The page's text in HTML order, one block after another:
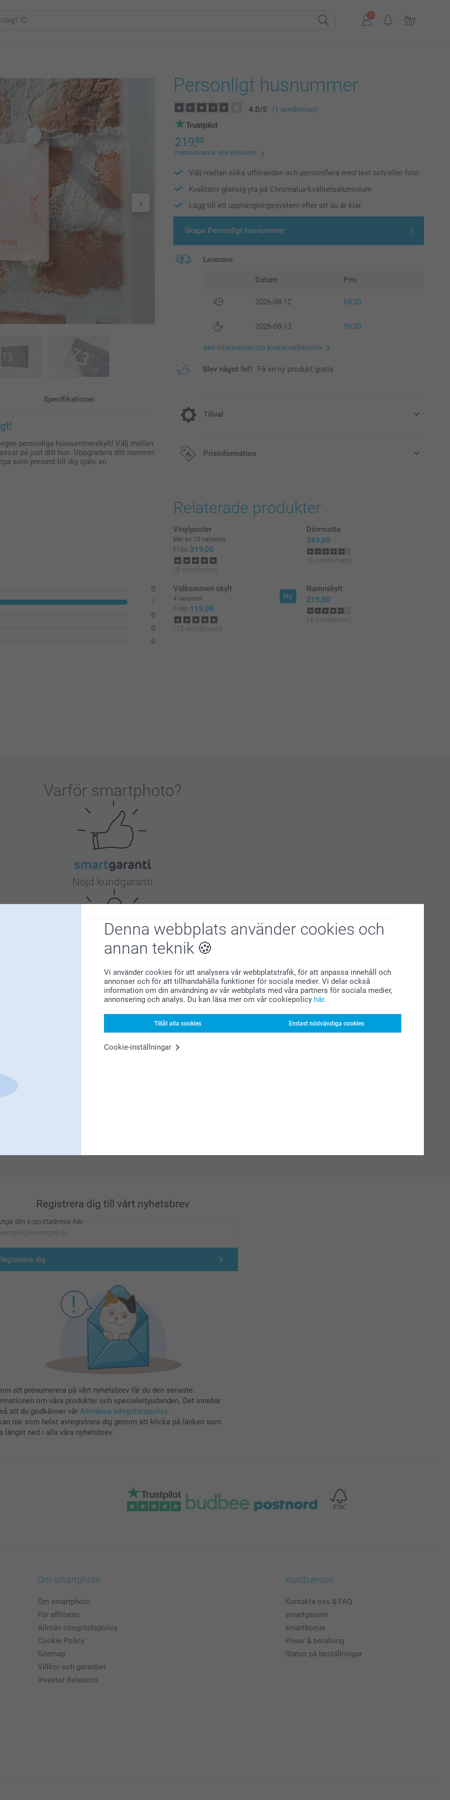
Denna webbplats använder cookies och
annan teknik
Vi använder cookies för att analysera vår webbplatstrafik, för att anpassa innehåll och
annonser och för att tillhandahålla funktioner för sociala medier. Vi delar också
information om din användning av vår webbplats med våra partners för sociala medier,
annonsering och analys. Du kan läsa mer om vår cookiepolicy här.
Tillåt alla cookies Endast nödvändiga cookies
Cookie-inställningar
Specifikationer
personliga husnummerskylt! Välj mellan
på just ditt hus. Uppgradera ditt nummer
som present till dig själv, en
Personligt husnummer
4.0/5 (1 omdömen)
219,00
fraktkostnad är inte inkluderat
Välj mellan olika utföranden och personifiera med text och/eller foto
Kvalitativ glansig yta på Chromalux-kvalitetsaluminium
Lägg till ett upphängningssystem efter att du är klar
Skapa Personligt husnummer
Leverans
Datum Pris
2026-08-12 69,00
2026-08-13 59,00
Mer information om leveransalternativ
Blev något fel? Få en ny produkt gratis
Tillval
Monteringssystem
Prisinformation
0
1
0
0
0
Relaterade produkter
Vinylposter
Mer än 10 varianter
Från 319,00
(8 omdömen)
Dörrmatta
349,00
(6 omdömen)
Ny
Välkommen skylt
4 varianter
Från 119,00
(12 omdömen)
Namnskylt
219,00
(4 omdömen)
Varför smartphoto?
Nöjd kundgaranti
Bonus på alla dina köp
Registrera dig till vårt nyhetsbrev
din e-postadress här
dig
att prenumerera på vårt nyhetsbrev får du den senaste
om våra produkter och specialerbjudanden. Det innebär
att du godkänner vår Allmänna integritetspolicy.
när som helst avregistrera dig genom att klicka på länken som
längst ned i alla våra nyhetsbrev.
Om smartphoto
Om smartphoto
För affiliates
Allmän integritetspolicy
Cookie Policy
Sitemap
Villkor och garantier
Investor Relations
Kundservice
Kontakta oss & FAQ
smartgaranti
smartbonus
Priser & betalning
Status på beställningar